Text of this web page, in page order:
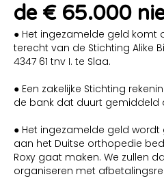
de € 65.000
● Het ingezamelde geld komt
terecht van de Stichting Alike
4347 61 tnv I. te Slaa.
● Een zakelijke Stichting
de bank dat duurt gemiddeld
● Het ingezamelde geld
aan het Duitse orthopedie
Roxy gaat maken. We zullen
organiseren met